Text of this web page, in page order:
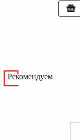
Рекомендуем